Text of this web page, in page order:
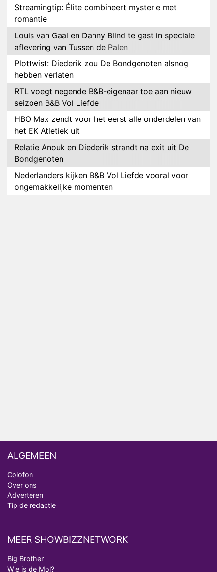
Streamingtip: Élite combineert mysterie met
romantie
Louis van Gaal en Danny Blind te gast in speciale
aflevering van Tussen de Palen
Plottwist: Diederik zou De Bondgenoten alsnog
hebben verlaten
RTL voegt negende B&B-eigenaar toe aan nieuw
seizoen B&B Vol Liefde
HBO Max zendt voor het eerst alle onderdelen van
het EK Atletiek uit
Relatie Anouk en Diederik strandt na exit uit De
Bondgenoten
Nederlanders kijken B&B Vol Liefde vooral voor
ongemakkelijke momenten
ALGEMEEN
Colofon
Over ons
Adverteren
Tip de redactie
MEER SHOWBIZZNETWORK
Big Brother
Wie is de Mol?